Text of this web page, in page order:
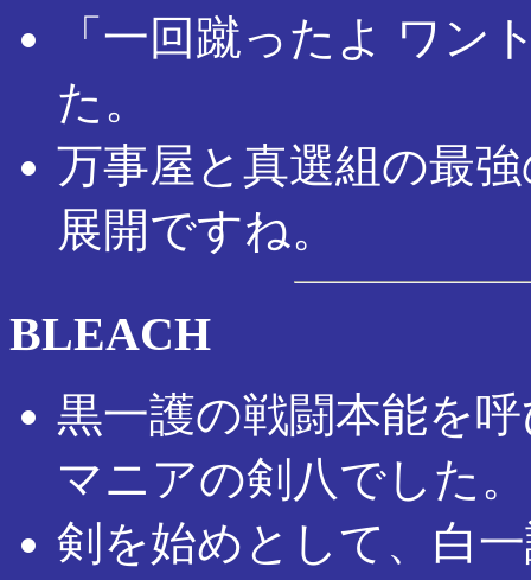
「一回蹴ったよ ワン
た。
万事屋と真選組の最
展開ですね。
BLEACH
黒一護の戦闘本能を
マニアの剣八でした。
剣を始めとして、白